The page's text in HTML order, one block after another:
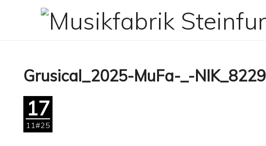
Grusical_2025-MuFa-_-NIK_8229
17
11#25